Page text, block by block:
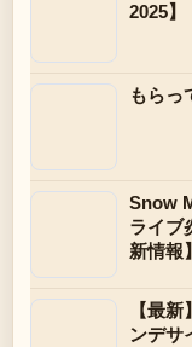
2025】
もらっ
Snow
ライブ
新情報
【最
ンデサ